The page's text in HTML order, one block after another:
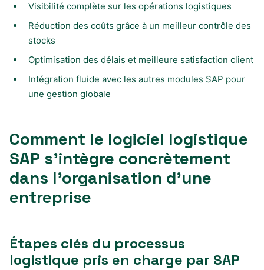
Visibilité complète sur les opérations logistiques
Réduction des coûts grâce à un meilleur contrôle des
stocks
Optimisation des délais et meilleure satisfaction client
Intégration fluide avec les autres modules SAP pour
une gestion globale
Comment le logiciel logistique
SAP s’intègre concrètement
dans l’organisation d’une
entreprise
Étapes clés du processus
logistique pris en charge par SAP